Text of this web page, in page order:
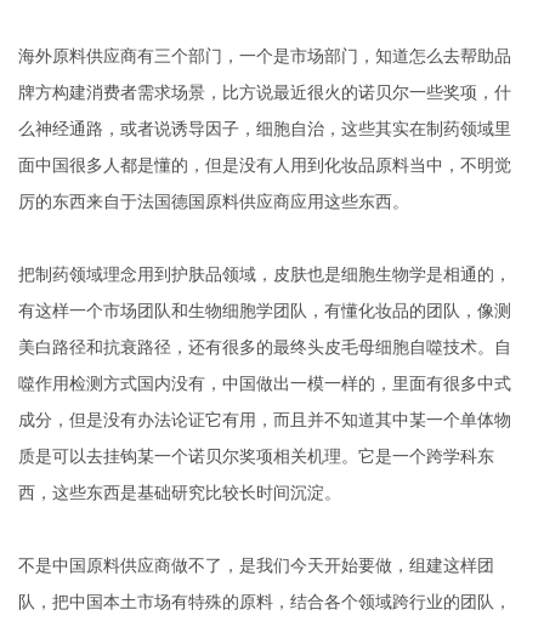
海外原料供应商有三个部门，一个是市场部门，知道怎么去帮助品
牌方构建消费者需求场景，比方说最近很火的诺贝尔一些奖项，什
么神经通路，或者说诱导因子，细胞自治，这些其实在制药领域里
面中国很多人都是懂的，但是没有人用到化妆品原料当中，不明觉
厉的东西来自于法国德国原料供应商应用这些东西。
把制药领域理念用到护肤品领域，皮肤也是细胞生物学是相通的，
有这样一个市场团队和生物细胞学团队，有懂化妆品的团队，像测
美白路径和抗衰路径，还有很多的最终头皮毛母细胞自噬技术。自
噬作用检测方式国内没有，中国做出一模一样的，里面有很多中式
成分，但是没有办法论证它有用，而且并不知道其中某一个单体物
质是可以去挂钩某一个诺贝尔奖项相关机理。它是一个跨学科东
西，这些东西是基础研究比较长时间沉淀。
不是中国原料供应商做不了，是我们今天开始要做，组建这样团
队，把中国本土市场有特殊的原料，结合各个领域跨行业的团队，